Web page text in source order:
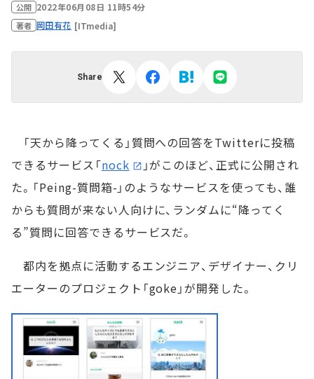
公開 2022年06月08日 11時54分
著者 岡田有花 [ITmedia]
Share
「天から降ってくる」質問への回答をTwitterに投稿
できるサービス「nock
」がこのほど、正式に公開され
た。「Peing-質問箱-」のようなサービスを使っても、誰
からも質問が来ない人向けに、ランダムに“降ってく
る”質問に回答できるサービスだ。
都内を拠点に活動するエンジニア、デザイナー、クリ
エーターのプロジェクト「goke」が開発した。